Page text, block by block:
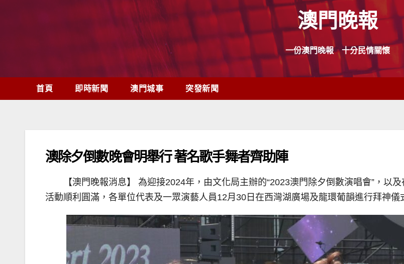
澳門晚報
一份澳門晚報 十分民情關懷
首頁 即時新聞 澳門城事 突發新聞
澳除夕倒數晚會明舉行 著名歌手舞者齊助陣
【澳門晚報消息】 為迎接2024年，由文化局主辦的“2023澳門除夕倒數演唱會”，以
活動順利圓滿，各單位代表及一眾演藝人員12月30日在西灣湖廣場及龍環葡韻進行拜神